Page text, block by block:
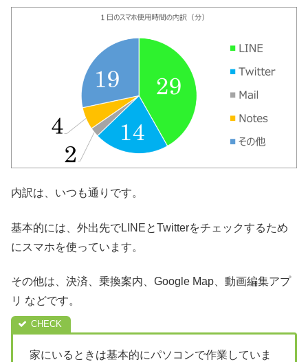
内訳は、いつも通りです。
基本的には、外出先でLINEとTwitterをチェックするため
にスマホを使っています。
その他は、決済、乗換案内、Google Map、動画編集アプ
リ などです。
家にいるときは基本的にパソコンで作業していま